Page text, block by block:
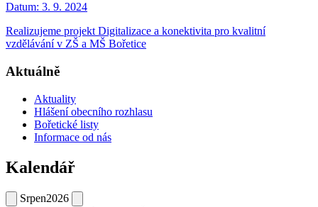
Datum: 3. 9. 2024
Realizujeme projekt Digitalizace a konektivita pro kvalitní
vzdělávání v ZŠ a MŠ Bořetice
Aktuálně
Aktuality
Hlášení obecního rozhlasu
Bořetické listy
Informace od nás
Kalendář
Srpen2026